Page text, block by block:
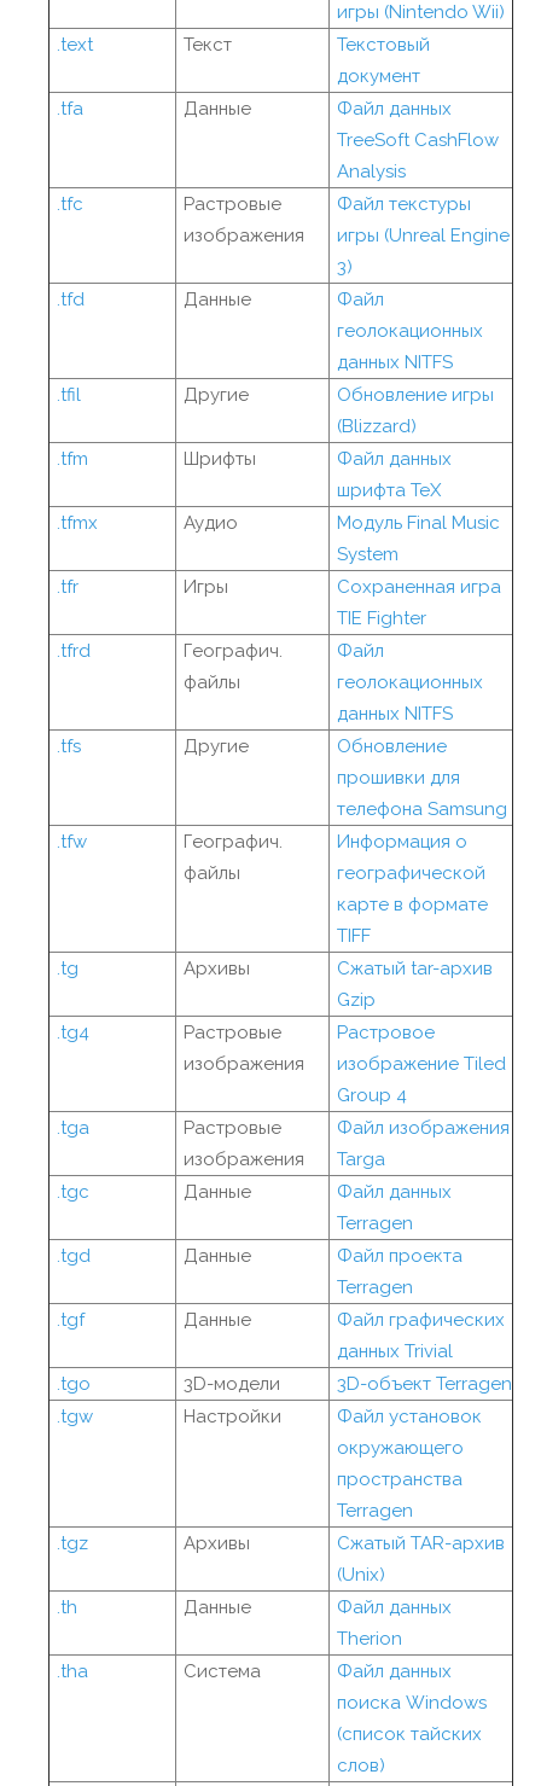
игры (Nintendo Wii)
.text
Текст
Текстовый
документ
.tfa
Данные
Файл данных
TreeSoft CashFlow
Analysis
.tfc
Растровые
изображения
Файл текстуры
игры (Unreal Engine
3)
.tfd
Данные
Файл
геолокационных
данных NITFS
.tfil
Другие
Обновление игры
(Blizzard)
.tfm
Шрифты
Файл данных
шрифта TeX
.tfmx
Аудио
Модуль Final Music
System
.tfr
Игры
Сохраненная игра
TIE Fighter
.tfrd
Географич.
файлы
Файл
геолокационных
данных NITFS
.tfs
Другие
Обновление
прошивки для
телефона Samsung
.tfw
Географич.
файлы
Информация о
географической
карте в формате
TIFF
.tg
Архивы
Сжатый tar-архив
Gzip
.tg4
Растровые
изображения
Растровое
изображение Tiled
Group 4
.tga
Растровые
изображения
Файл изображения
Targa
.tgc
Данные
Файл данных
Terragen
.tgd
Данные
Файл проекта
Terragen
.tgf
Данные
Файл графических
данных Trivial
.tgo
3D-модели
3D-объект Terragen
.tgw
Настройки
Файл установок
окружающего
пространства
Terragen
.tgz
Архивы
Сжатый TAR-архив
(Unix)
.th
Данные
Файл данных
Therion
.tha
Система
Файл данных
поиска Windows
(список тайских
слов)